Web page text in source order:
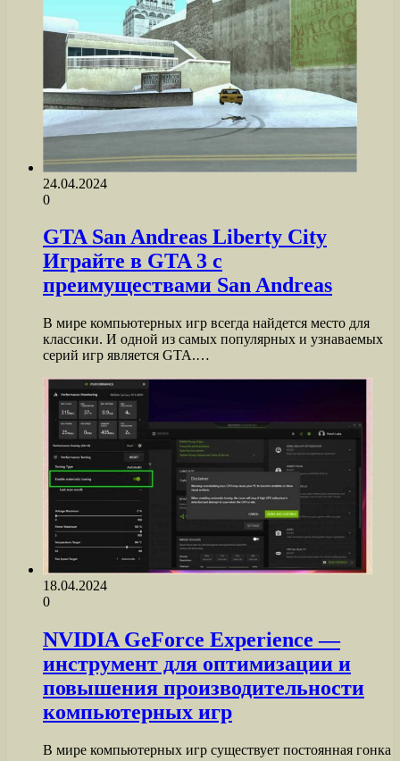
24.04.2024
0
GTA San Andreas Liberty City
Играйте в GTA 3 с
преимуществами San Andreas
В мире компьютерных игр всегда найдется место для
классики. И одной из самых популярных и узнаваемых
серий игр является GTA.…
18.04.2024
0
NVIDIA GeForce Experience —
инструмент для оптимизации и
повышения производительности
компьютерных игр
В мире компьютерных игр существует постоянная гонка